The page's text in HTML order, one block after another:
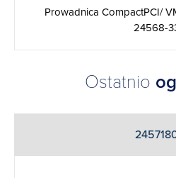
Prowadnica CompactPCI/
24568-
Ostatnio